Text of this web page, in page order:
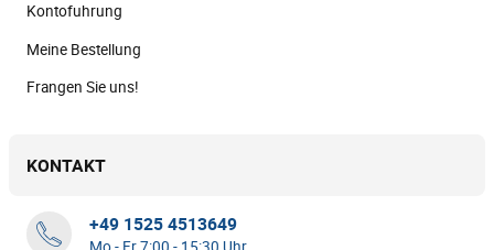
Kontofuhrung
Meine Bestellung
Frangen Sie uns!
KONTAKT
+49 1525 4513649